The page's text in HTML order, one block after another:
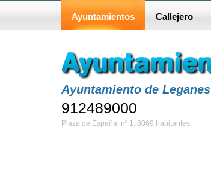
Ayuntamientos Callejero
Ayuntamiento de Leganes
912489000
Plaza de España, nº 1. 8069 habitantes